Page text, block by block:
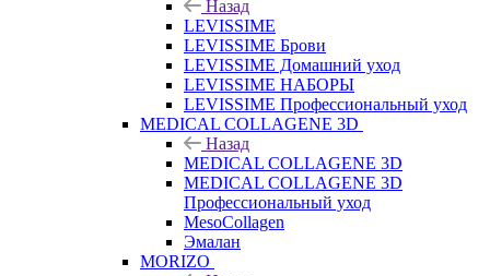
Назад
LEVISSIME
LEVISSIME Брови
LEVISSIME Домашний уход
LEVISSIME НАБОРЫ
LEVISSIME Профессиональный уход
MEDICAL COLLAGENE 3D
Назад
MEDICAL COLLAGENE 3D
MEDICAL COLLAGENE 3D
Профессиональный уход
MesoCollagen
Эмалан
MORIZO